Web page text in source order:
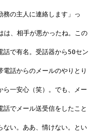
務の主人に連絡します」っ
、相手が悪かったね。この
話で有名。受話器から50セン
話からのメールのやりとり
ら一安心（笑）。でも、メー
話でメール送受信をしたこと
ない。ああ、情けない。とい